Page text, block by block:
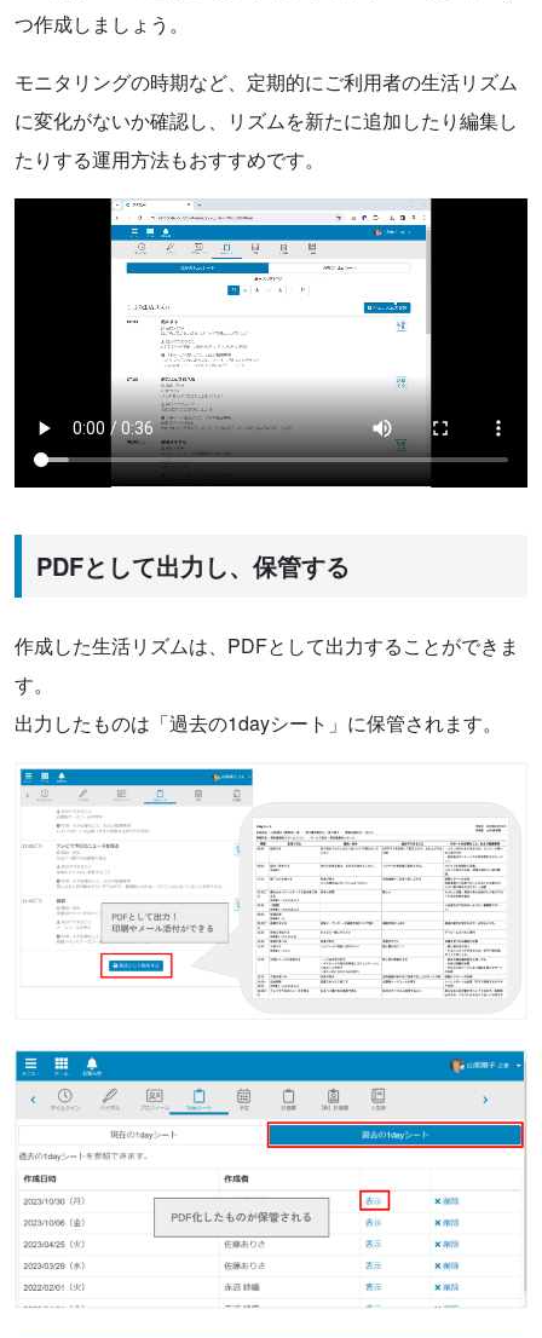
つ作成しましょう。
モニタリングの時期など、定期的にご利用者の生活リズム
に変化がないか確認し、リズムを新たに追加したり編集し
たりする運用方法もおすすめです。
PDFとして出力し、保管する
作成した生活リズムは、PDFとして出力することができま
す。
出力したものは「過去の1dayシート」に保管されます。